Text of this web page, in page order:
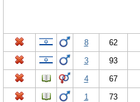
62
8
93
3
67
4
73
1